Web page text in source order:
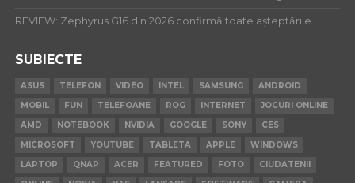
REVIEW: Zephyrus G16 din 2026 confirmă toate așteptările
SUBIECTE
ASUS TELEFON VIDEO INTEL SAMSUNG
ANDROID
MOBIL
FUN TELEFOANE ROG INTERNET
JOCURI ONLINE
AMD
NOTEBOOK NVIDIA GOOGLE SONY
CES
MICROSOFT
YOUTUBE TABLETA APPLE
WINDOWS
LAPTOP
QNAP ACER FEATURED FOTO
CIUDATENII